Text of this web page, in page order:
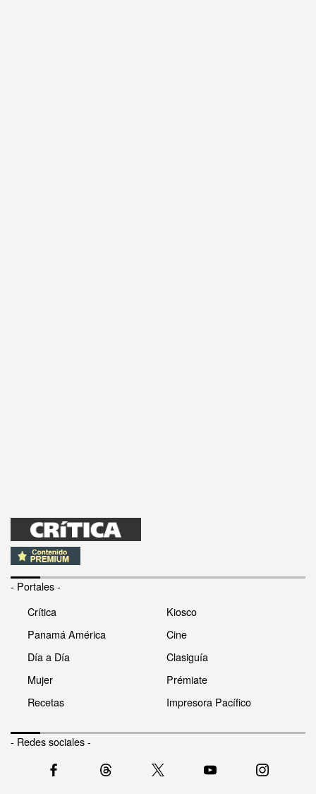
- Portales -
Crítica
Panamá América
Día a Día
Mujer
Recetas
Kiosco
Cine
Clasiguía
Prémiate
Impresora Pacífico
- Redes sociales -